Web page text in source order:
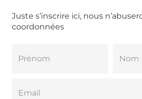
Juste s’inscrire ici, nous
coordonnées